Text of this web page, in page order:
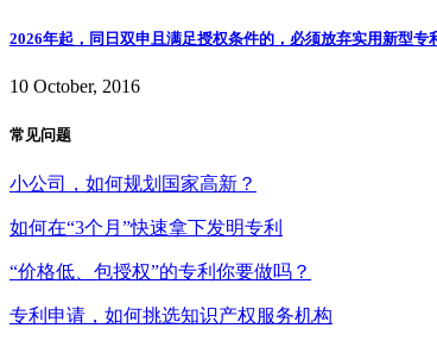
2026年起，同日双申且满足授权条件的，必须放弃实用新型
10 October, 2016
常见问题
小公司，如何规划国家高新？
如何在“3个月”快速拿下发明专利
“价格低、包授权”的专利你要做吗？
专利申请，如何挑选知识产权服务机构